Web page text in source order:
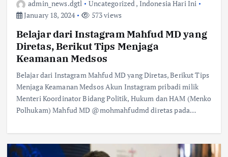
admin_news.dgtl Uncategorized, Indonesia Hari Ini
January 18, 2024
573 views
Belajar dari Instagram Mahfud MD yang
Diretas, Berikut Tips Menjaga
Keamanan Medsos
Belajar dari Instagram Mahfud MD yang Diretas, Berikut Tips
Menjaga Keamanan Medsos Akun Instagram pribadi milik
Menteri Koordinator Bidang Politik, Hukum dan HAM (Menko
Polhukam) Mahfud MD @mohmahfudmd diretas pada…